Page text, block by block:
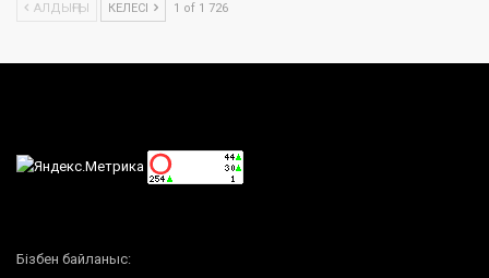
АЛДЫҢҒЫ КЕЛЕСІ 1 of 1 726
Бізбен байланыс: